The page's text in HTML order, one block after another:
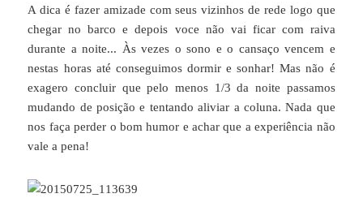
A dica é fazer amizade com seus vizinhos de rede logo que
chegar no barco e depois voce não vai ficar com raiva
durante a noite... Às vezes o sono e o cansaço vencem e
nestas horas até conseguimos dormir e sonhar! Mas não é
exagero concluir que pelo menos 1/3 da noite passamos
mudando de posição e tentando aliviar a coluna. Nada que
nos faça perder o bom humor e achar que a experiência não
vale a pena!